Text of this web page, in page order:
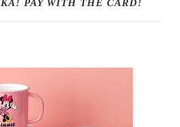
PAY WITH THE CARD!